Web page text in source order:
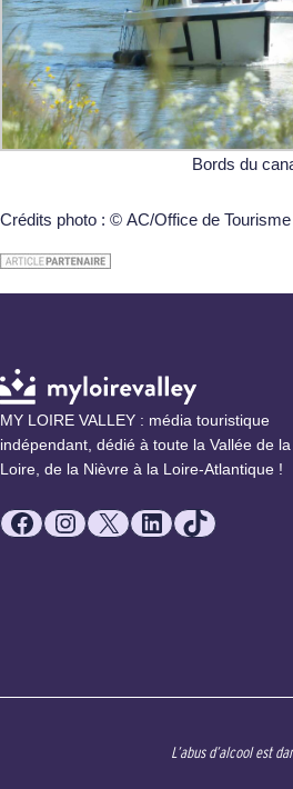
Bords du
Crédits photo : © AC/Office de
MY LOIRE VALLEY : média touristique
indépendant, dédié à toute la Vallée de la
Loire, de la Nièvre à la Loire-Atlantique !
Facebook
Instagram
X LinkedIn
TikTok
L’abus d’alcool est